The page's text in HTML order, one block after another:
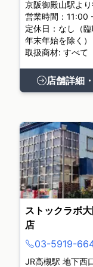
京阪御殿山駅よ
営業時間：11:00
定休日：なし（臨
年末年始を除く）
取扱商材: すべて
店舗詳細
ストックラボ
店
03-5919-
JR高槻駅 地下西